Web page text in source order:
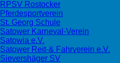
RPSV Rostocker
Pferdesportverein
St. Georg Schule
Satower Karneval-Verein
Satowia e.V.
Satower Reit-& Fahrverein e.V.
Sievershäger SV